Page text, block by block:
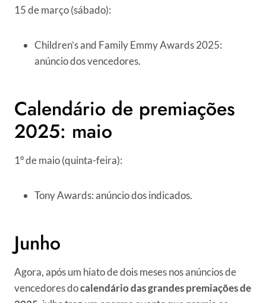
15 de março (sábado):
Children’s and Family Emmy Awards 2025:
anúncio dos vencedores.
Calendário de premiações
2025: maio
1º de maio (quinta-feira):
Tony Awards: anúncio dos indicados.
Junho
Agora, após um hiato de dois meses nos anúncios de
vencedores docalendário das grandes premiações de